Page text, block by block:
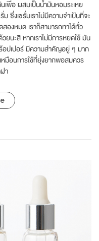
เพื่อ ผสมเป็นน้ำมันหอมระเหย
ซึ่งเซรั่มเราไม่มีความจำเป้นที่จะ
องหมด เราก็สามารถทาได้ทั่ว
นะสิ หากเราไม่มีการหยดใช้ มัน
อปเปอร์ มีความสำคัญอยู่ ๆ มาก
หมือนการใช้ที่ยุ่งยากพอสมควร
า